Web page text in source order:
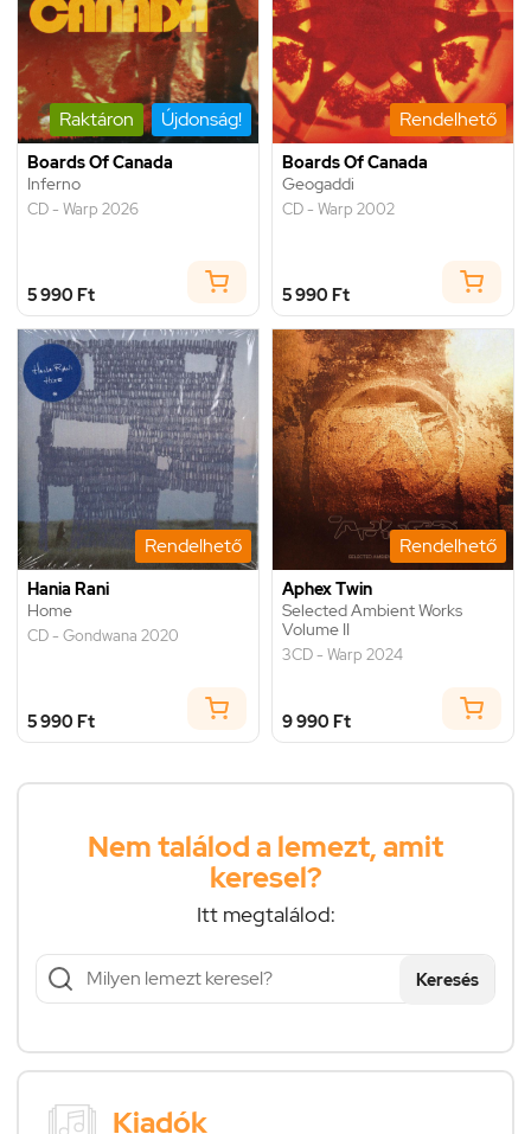
Raktáron Újdonság!
Boards Of Canada
Inferno
CD - Warp 2026
5 990 Ft
Rendelhető
Boards Of Canada
Geogaddi
CD - Warp 2002
5 990 Ft
Rendelhető
Hania Rani
Home
CD - Gondwana 2020
5 990 Ft
Rendelhető
Aphex Twin
Selected Ambient Works
Volume II
3CD - Warp 2024
9 990 Ft
Nem találod a lemezt, amit
keresel?
Itt megtalálod:
Keresés
Kiadók